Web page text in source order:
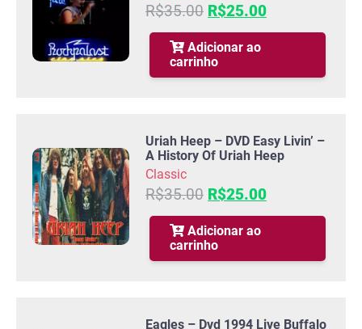
R$35.00 O
preço
original
era:
R$35.00.
R$25.00O
preço
R$25.00.
Adicionar ao
carrinho
Uriah Heep – DVD Easy Livin’ –
A History Of Uriah Heep
Classic
R$35.00 O
preço
original
era:
R$35.00.
R$25.00O
preço
R$25.00.
Adicionar ao
carrinho
Eagles – Dvd 1994 Live Buffalo